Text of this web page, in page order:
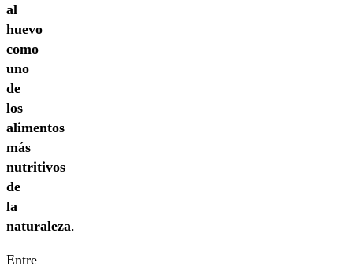
al
huevo
como
uno
de
los
alimentos
más
nutritivos
de
la
naturaleza.
Entre